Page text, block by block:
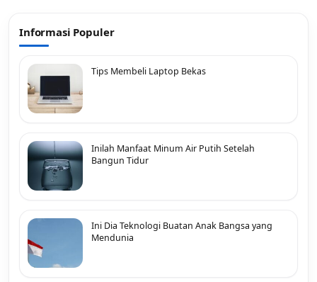
Informasi Populer
Tips Membeli Laptop Bekas
Inilah Manfaat Minum Air Putih Setelah
Bangun Tidur
Ini Dia Teknologi Buatan Anak Bangsa yang
Mendunia